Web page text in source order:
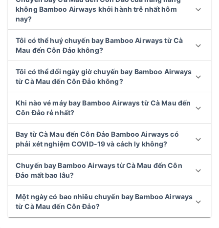
không Bamboo Airways khởi hành trễ nhất hôm
nay?
Tôi có thể huý chuyến bay Bamboo Airways từ Cà
Mau đến Côn Đảo không?
Tôi có thể đổi ngày giờ chuyến bay Bamboo Airways
từ Cà Mau đến Côn Đảo không?
Khi nào vé máy bay Bamboo Airways từ Cà Mau đến
Côn Đảo rẻ nhất?
Bay từ Cà Mau đến Côn Đảo Bamboo Airways có
phải xét nghiệm COVID-19 và cách ly không?
Chuyến bay Bamboo Airways từ Cà Mau đến Côn
Đảo mất bao lâu?
Một ngày có bao nhiêu chuyến bay Bamboo Airways
từ Cà Mau đến Côn Đảo?